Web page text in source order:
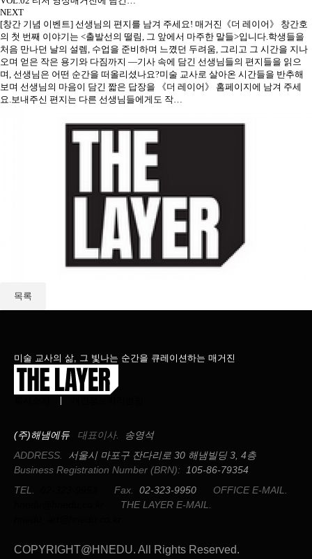
NEXT
[창간 기념 이벤트] 선생님의 편지를 남겨 주세요! 매거진《더 레이어》 창간호
의 첫 번째 이야기는 <출발선의 떨림, 그 앞에서 마주한 말들>입니다.학생들을
처음 만나던 날의 설렘, 수업을 준비하며 느꼈던 두려움, 그리고 그 시간을 지나
오며 얻은 작은 용기와 다짐까지 —기사 속에 담긴 선생님들의 편지들을 읽으
며, 선생님은 어떤 순간을 떠올리셨나요?미술 교사로 살아온 시간들을 반추해
보며 선생님의 마음이 담긴 짧은 답장을 《더 레이어》 홈페이지에 남겨 주세
요.보내주신 편지는 다른 선생님들에게도 작…
목록
미술 교사의 삶, 그 빛나는 순간을 큐레이션하는 매거진
(주)해냄에듀 대표이사.
송영석
ADDRESS.
서울시 마포구 잔다리로 30 해냄빌딩 3, 4층
Business Registration Number (BRN): 105-86-79354
TEL.
Fax. 02-323-9950
OFFICE E-MAIL.
THE LAYER E-MAIL.
COPYRIGHT@HNEDU. All Rights Reserved.